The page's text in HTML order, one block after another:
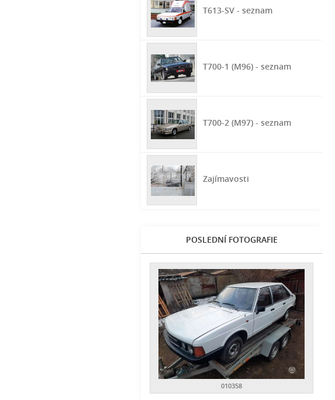
T613-SV - seznam
T700-1 (M96) - seznam
T700-2 (M97) - seznam
Zajímavosti
POSLEDNÍ FOTOGRAFIE
010358